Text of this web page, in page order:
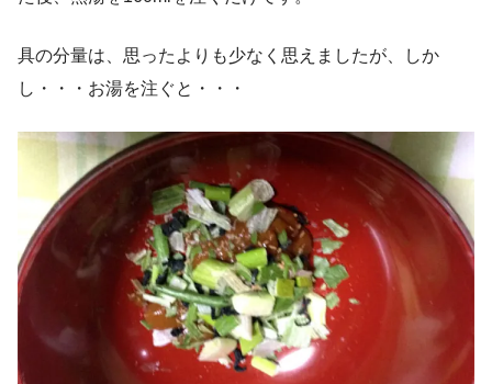
具の分量は、思ったよりも少なく思えましたが、しか
し・・・お湯を注ぐと・・・